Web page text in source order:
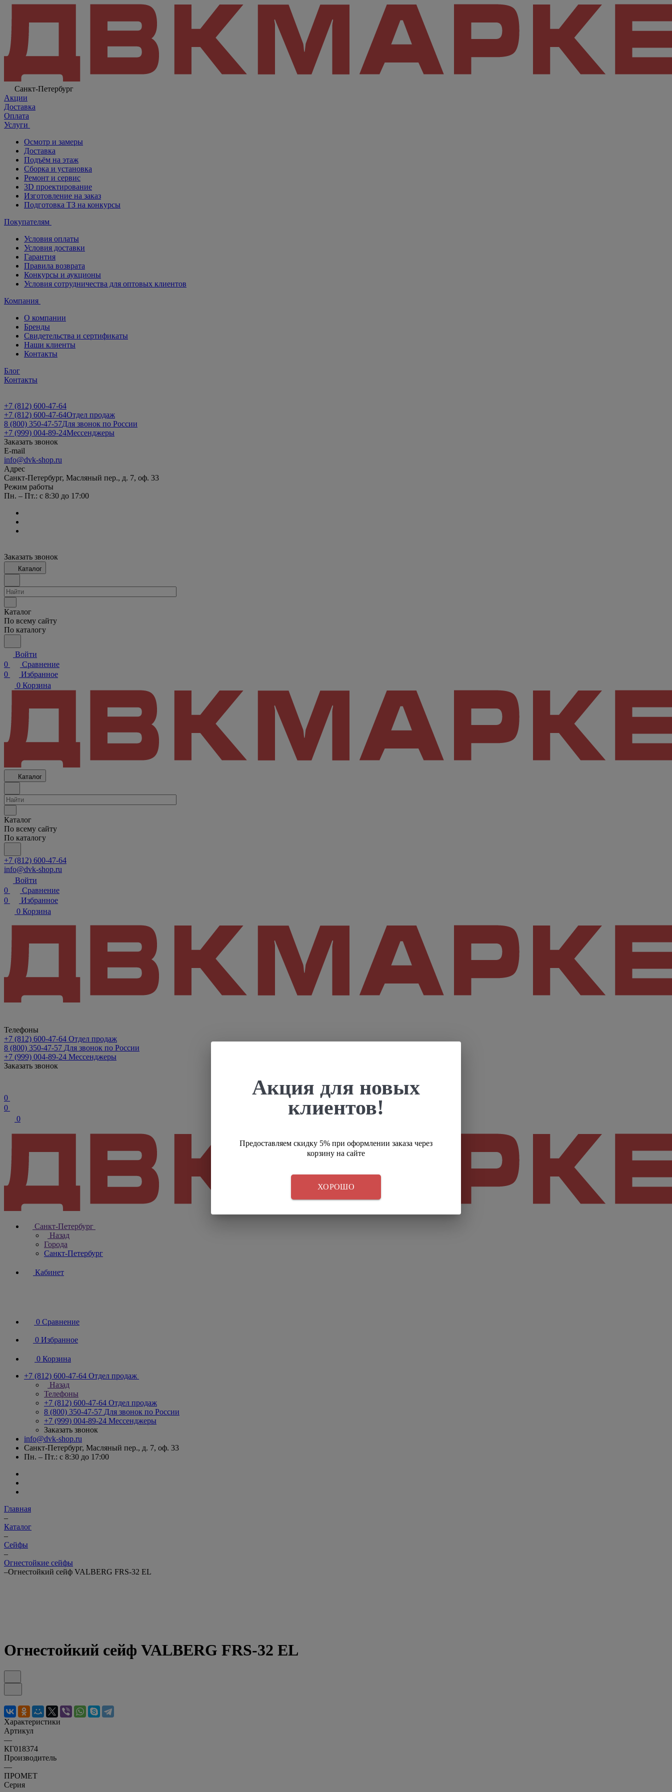
Санкт-Петербург
Акции
Доставка
Оплата
Услуги
Осмотр и замеры
Доставка
Подъём на этаж
Сборка и установка
Ремонт и сервис
3D проектирование
Изготовление на заказ
Подготовка ТЗ на конкурсы
Покупателям
Условия оплаты
Условия доставки
Гарантия
Правила возврата
Конкурсы и аукционы
Условия сотрудничества для оптовых клиентов
Компания
О компании
Бренды
Свидетельства и сертификаты
Наши клиенты
Контакты
Блог
Контакты
+7 (812) 600-47-64
+7 (812) 600-47-64Отдел продаж
8 (800) 350-47-57Для звонок по России
+7 (999) 004-89-24Мессенджеры
Заказать звонок
E-mail
info@dvk-shop.ru
Адрес
Санкт-Петербург, Масляный пер., д. 7, оф. 33
Режим работы
Пн. – Пт.: с 8:30 до 17:00
Заказать звонок
Каталог
Каталог
По всему сайту
По каталогу
Войти
0
Сравнение
0
Избранное
0 Корзина
Каталог
Каталог
По всему сайту
По каталогу
+7 (812) 600-47-64
info@dvk-shop.ru
Войти
0
Сравнение
0
Избранное
0 Корзина
Телефоны
+7 (812) 600-47-64 Отдел продаж
8 (800) 350-47-57 Для звонок по России
+7 (999) 004-89-24 Мессенджеры
Заказать звонок
0
0
0
Санкт-Петербург
Назад
Города
Санкт-Петербург
Кабинет
0 Сравнение
0 Избранное
0 Корзина
+7 (812) 600-47-64 Отдел продаж
Назад
Телефоны
+7 (812) 600-47-64 Отдел продаж
8 (800) 350-47-57 Для звонок по России
+7 (999) 004-89-24 Мессенджеры
Заказать звонок
info@dvk-shop.ru
Санкт-Петербург, Масляный пер., д. 7, оф. 33
Пн. – Пт.: с 8:30 до 17:00
Главная
–
Каталог
–
Cейфы
–
Огнестойкие сейфы
–Огнестойкий сейф VALBERG FRS-32 EL
Огнестойкий сейф VALBERG FRS-32 EL
Характеристики
Артикул
—
КГ018374
Производитель
—
ПРОМЕТ
Серия
Акция для новых
клиентов!
Предоставляем скидку 5% при оформлении заказа через
корзину на сайте
ХОРОШО